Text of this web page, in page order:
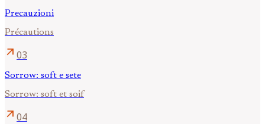
Precauzioni
Précautions
arrow_outward 03
Sorrow: soft e sete
Sorrow: soft et soif
arrow_outward 04